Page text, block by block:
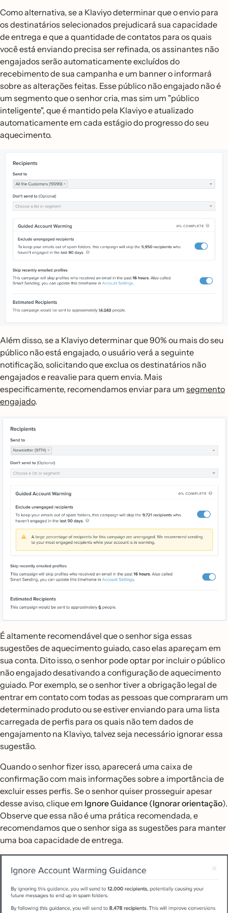
Como alternativa, se a Klaviyo determinar que o envio para
os destinatários selecionados prejudicará sua capacidade
de entrega e que a quantidade de contatos para os quais
você está enviando precisa ser refinada, os assinantes não
engajados serão automaticamente excluídos do
recebimento de sua campanha e um banner o informará
sobre as alterações feitas. Esse público não engajado não é
um segmento que o senhor cria, mas sim um "público
inteligente", que é mantido pela Klaviyo e atualizado
automaticamente em cada estágio do progresso do seu
aquecimento.
Além disso, se a Klaviyo determinar que 90% ou mais do seu
público não está engajado, o usuário verá a seguinte
notificação, solicitando que exclua os destinatários não
engajados e reavalie para quem envia. Mais
especificamente, recomendamos enviar para um segmento
engajado.
É altamente recomendável que o senhor siga essas
sugestões de aquecimento guiado, caso elas apareçam em
sua conta. Dito isso, o senhor pode optar por incluir o público
não engajado desativando a configuração de aquecimento
guiado. Por exemplo, se o senhor tiver a obrigação legal de
entrar em contato com todas as pessoas que compraram um
determinado produto ou se estiver enviando para uma lista
carregada de perfis para os quais não tem dados de
engajamento na Klaviyo, talvez seja necessário ignorar essa
sugestão.
Quando o senhor fizer isso, aparecerá uma caixa de
confirmação com mais informações sobre a importância de
excluir esses perfis. Se o senhor quiser prosseguir apesar
desse aviso, clique em Ignore Guidance (Ignorar orientação).
Observe que essa não é uma prática recomendada, e
recomendamos que o senhor siga as sugestões para manter
uma boa capacidade de entrega.